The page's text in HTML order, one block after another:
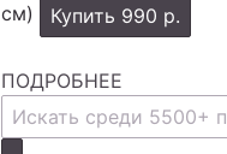
см)
Купить 990 р.
ПОДРОБНЕЕ